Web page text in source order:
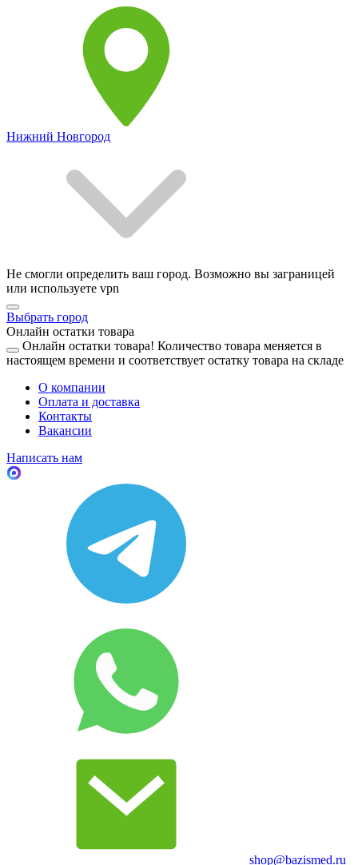
Нижний Новгород
Не смогли определить ваш город. Возможно вы заграницей
или используете vpn
Выбрать город
Онлайн остатки товара
Онлайн остатки товара! Количество товара меняется в
настоящем времени и соответствует остатку товара на складе
О компании
Оплата и доставка
Контакты
Вакансии
Написать нам
shop@bazismed.ru